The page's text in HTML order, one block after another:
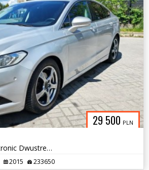
29 500 PLN
Manual Diesel Klimatronic Dwustrefowy Grzane Fotele Serwis do Końca
2015 233650